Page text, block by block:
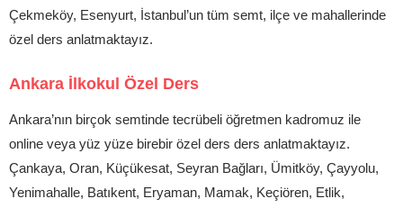
Çekmeköy, Esenyurt, İstanbul’un tüm semt, ilçe ve mahallerinde
özel ders anlatmaktayız.
Ankara İlkokul Özel Ders
Ankara’nın birçok semtinde tecrübeli öğretmen kadromuz ile
online veya yüz yüze birebir özel ders ders anlatmaktayız.
Çankaya, Oran, Küçükesat, Seyran Bağları, Ümitköy, Çayyolu,
Yenimahalle, Batıkent, Eryaman, Mamak, Keçiören, Etlik,